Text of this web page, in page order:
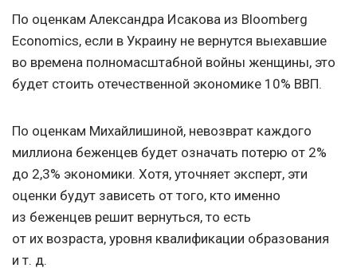
По оценкам Александра Исакова из Bloomberg
Economics, если в Украину не вернутся выехавшие
во времена полномасштабной войны женщины, это
будет стоить отечественной экономике 10% ВВП.
По оценкам Михайлишиной, невозврат каждого
миллиона беженцев будет означать потерю от 2%
до 2,3% экономики. Хотя, уточняет эксперт, эти
оценки будут зависеть от того, кто именно
из беженцев решит вернуться, то есть
от их возраста, уровня квалификации образования
и т. д.